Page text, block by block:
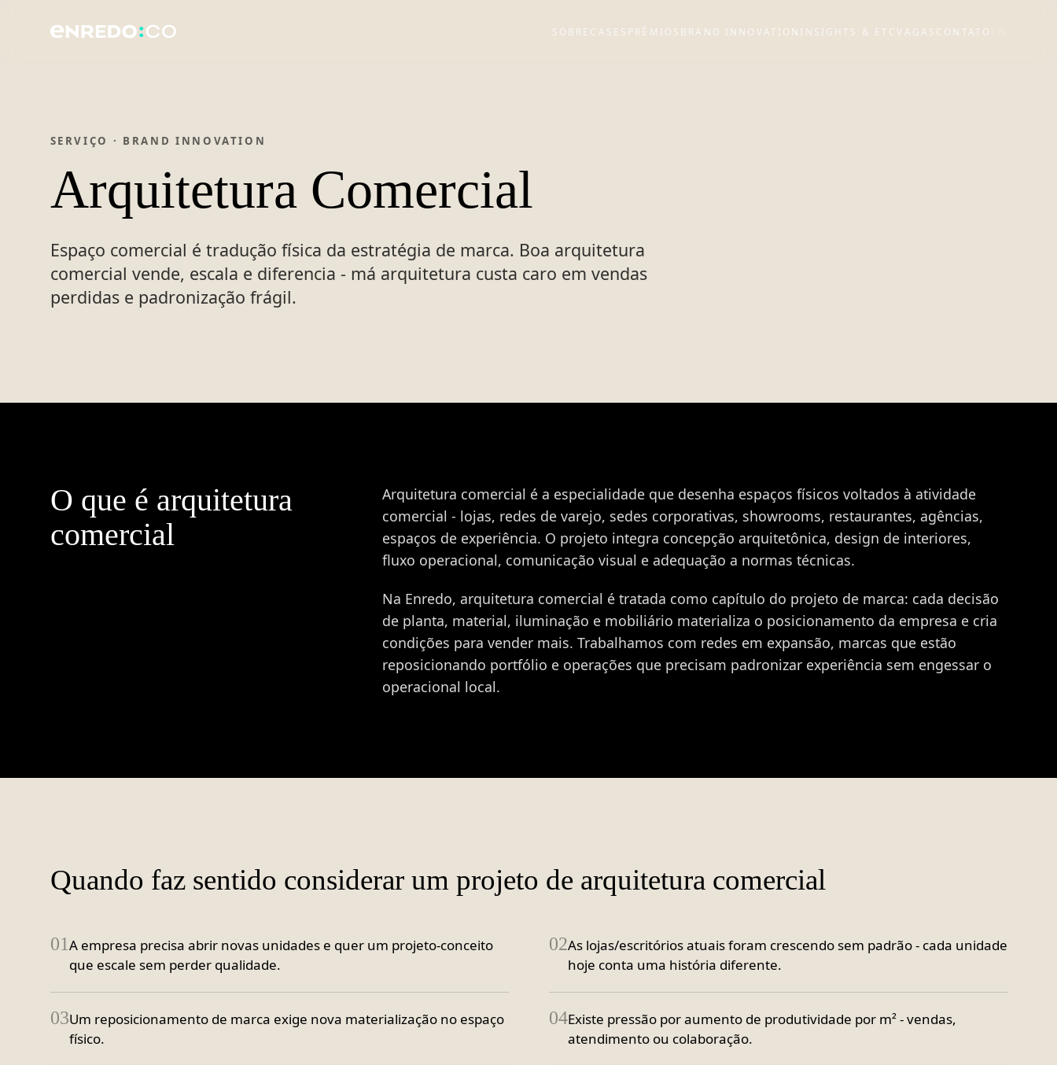
SOBRE CASES PRÊMIOS BRAND INNOVATION INSIGHTS & ETCVAGAS CONTATO
SERVIÇO · BRAND INNOVATION
Arquitetura Comercial
Espaço comercial é tradução física da estratégia de marca. Boa arquitetura
comercial vende, escala e diferencia - má arquitetura custa caro em vendas
perdidas e padronização frágil.
O que é arquitetura
comercial
Arquitetura comercial é a especialidade que desenha espaços físicos voltados à atividade
comercial - lojas, redes de varejo, sedes corporativas, showrooms, restaurantes, agências,
espaços de experiência. O projeto integra concepção arquitetônica, design de interiores,
fluxo operacional, comunicação visual e adequação a normas técnicas.
Na Enredo, arquitetura comercial é tratada como capítulo do projeto de marca: cada decisão
de planta, material, iluminação e mobiliário materializa o posicionamento da empresa e cria
condições para vender mais. Trabalhamos com redes em expansão, marcas que estão
reposicionando portfólio e operações que precisam padronizar experiência sem engessar o
operacional local.
Quando faz sentido considerar um projeto de arquitetura comercial
01A empresa precisa abrir novas unidades e quer um projeto-conceito
que escale sem perder qualidade.
02As lojas/escritórios atuais foram crescendo sem padrão - cada unidade
hoje conta uma história diferente.
03Um reposicionamento de marca exige nova materialização no espaço
físico.
04Existe pressão por aumento de produtividade por m² - vendas,
atendimento ou colaboração.